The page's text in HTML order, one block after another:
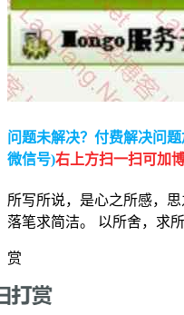
问题未解决？付费解决问题
微信号)右上方扫一扫可加
所写所说，是心之所感，
落笔求简洁。 以所舍，求
赏